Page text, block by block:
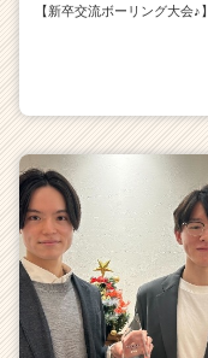
【新卒交流ボーリング大会♪】